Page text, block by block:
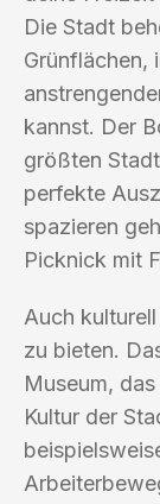
Die Stadt
Grünflächen,
kannst. Der
größten
perfekte
spazieren
Picknick mit
Auch
zu bieten.
Museum,
Kultur der